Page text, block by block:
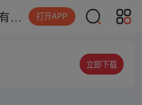
一人之下天师下山有没有第2 打开APP
立即下载